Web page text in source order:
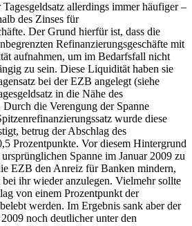
allerdings immer häufiger –
des Zinses für
Der Grund hierfür ist, dass die
Refinanzierungsgeschäfte mit
aufnahmen, um im Bedarfsfall nicht
zu sein. Diese Liquidität haben sie
bei der EZB angelegt (siehe
in die Nähe des
die Verengung der Spanne
wurde diese
betrug der Abschlag des
Prozentpunkte. Vor diesem Hintergrund
Spanne im Januar 2009 zu
EZB den Anreiz für Banken mindern,
ihr wieder anzulegen. Vielmehr sollte
von einem Prozentpunkt der
werden. Im Ergebnis sank aber der
noch deutlicher unter den